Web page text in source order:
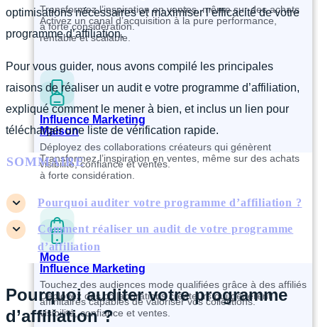
Transformez l’inspiration en ventes, même sur des achats
à forte considération.
Influence Marketing
Déployez des collaborations créateurs qui génèrent
visibilité, confiance et ventes.
Mode
Touchez des audiences mode qualifiées grâce à des affiliés
affinitaires capables de valoriser vos collections.
Activez un canal d’acquisition à la pure performance,
rentable et scalable.
Maison
Transformez l’inspiration en ventes, même sur des achats
à forte considération.
Influence Marketing
Déployez des collaborations créateurs qui génèrent
visibilité, confiance et ventes.
optimisations nécessaires et maximiser l’efficacité de votre
programme d’affiliation.
Pour vous guider, nous avons compilé les principales
raisons de réaliser un audit e votre programme d’affiliation,
expliqué comment le mener à bien, et inclus un lien pour
télécharger une liste de vérification rapide.
SOMMAIRE
Pourquoi auditer votre programme d’affiliation ?
Comment réaliser un audit de votre programme
d’affiliation
Pourquoi auditer votre programme
d’affiliation ?